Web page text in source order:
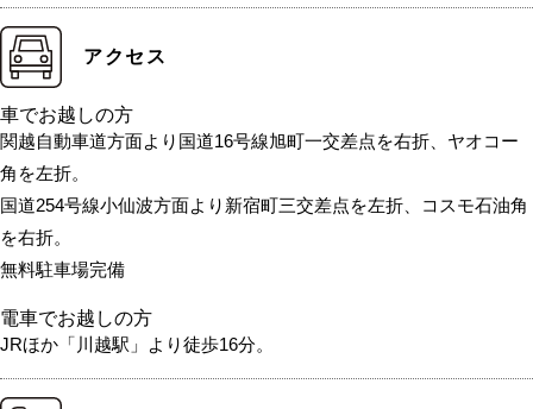
アクセス
車でお越しの方
関越自動車道方面より国道16号線旭町一交差点を右折、ヤオコー
角を左折。
国道254号線小仙波方面より新宿町三交差点を左折、コスモ石油角
を右折。
無料駐車場完備
電車でお越しの方
JRほか「川越駅」より徒歩16分。